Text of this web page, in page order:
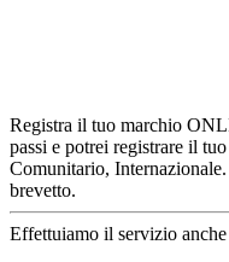
Registra il tuo marchio
passi e potrei registrare il
Comunitario,
brevetto.
Effettuiamo il servizio anche